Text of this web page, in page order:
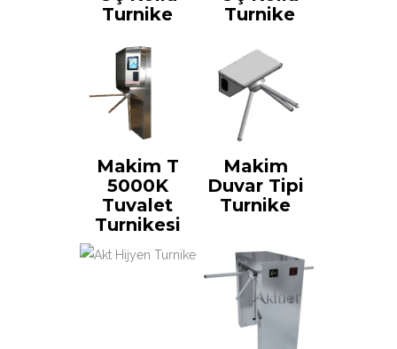
Turnike
Turnike
Makim T
5000K
Tuvalet
Turnikesi
Makim
Duvar Tipi
Turnike